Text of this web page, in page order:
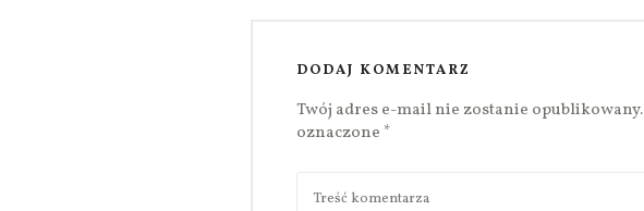
DODAJ KOMENTARZ
Twój adres e-mail nie zostanie opublikowany.
oznaczone *